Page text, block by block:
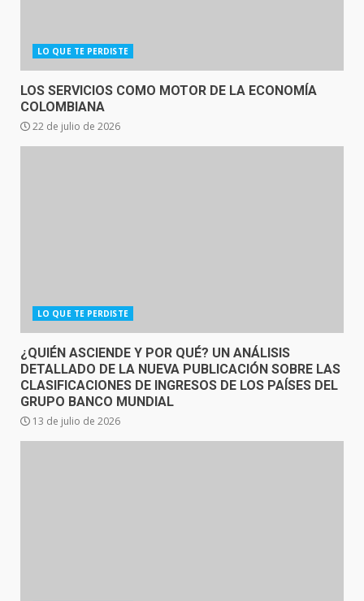
LO QUE TE PERDISTE
LOS SERVICIOS COMO MOTOR DE LA ECONOMÍA
COLOMBIANA
22 de julio de 2026
LO QUE TE PERDISTE
¿QUIÉN ASCIENDE Y POR QUÉ? UN ANÁLISIS
DETALLADO DE LA NUEVA PUBLICACIÓN SOBRE LAS
CLASIFICACIONES DE INGRESOS DE LOS PAÍSES DEL
GRUPO BANCO MUNDIAL
13 de julio de 2026